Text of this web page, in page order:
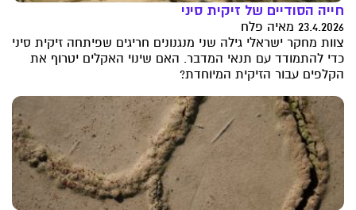
חייה הסודיים של זיקית סיני
23.4.2026 מאיה פלח
צוות מחקר ישראלי גילה שני מנגנונים חריגים שפיתחה זיקית סיני
כדי להתמודד עם תנאי המדבר. האם שינוי האקלים יטרוף את
הקלפים עבור הזיקית המיוחדת?